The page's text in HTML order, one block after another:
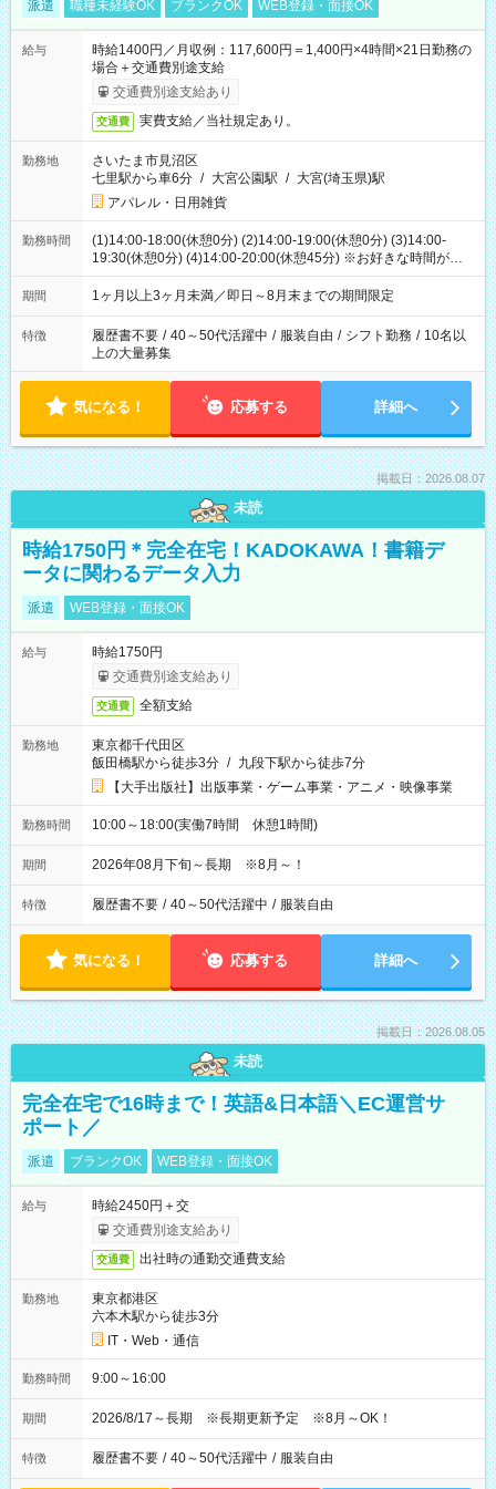
派遣 職種未経験OK ブランクOK WEB登録・面接OK
給与
時給1400円／月収例：117,600円＝1,400円×4時間×21日勤務の
場合＋交通費別途支給
交通費別途支給あり
交通費 実費支給／当社規定あり。
勤務地
さいたま市見沼区
七里駅から車6分 / 大宮公園駅 / 大宮(埼玉県)駅
アパレル・日用雑貨
勤務時間
(1)14:00-18:00(休憩0分) (2)14:00-19:00(休憩0分) (3)14:00-
19:30(休憩0分) (4)14:00-20:00(休憩45分) ※お好きな時間が選べ
ます
期間 1ヶ月以上3ヶ月未満／即日～8月末までの期間限定
特徴 履歴書不要 / 40～50代活躍中 / 服装自由 / シフト勤務 / 10名以
上の大量募集
気になる！ 応募する 詳細へ
掲載日：2026.08.07
未読
時給1750円＊完全在宅！KADOKAWA！書籍デ
ータに関わるデータ入力
派遣 WEB登録・面接OK
給与
時給1750円
交通費別途支給あり
交通費 全額支給
勤務地
東京都千代田区
飯田橋駅から徒歩3分 / 九段下駅から徒歩7分
【大手出版社】出版事業・ゲーム事業・アニメ・映像事業
勤務時間 10:00～18:00(実働7時間 休憩1時間)
期間 2026年08月下旬～長期 ※8月～！
特徴 履歴書不要 / 40～50代活躍中 / 服装自由
気になる！ 応募する 詳細へ
掲載日：2026.08.05
未読
完全在宅で16時まで！英語&日本語＼EC運営サ
ポート／
派遣 ブランクOK WEB登録・面接OK
給与
時給2450円＋交
交通費別途支給あり
交通費 出社時の通勤交通費支給
勤務地
東京都港区
六本木駅から徒歩3分
IT・Web・通信
勤務時間 9:00～16:00
期間 2026/8/17～長期 ※長期更新予定 ※8月～OK！
特徴 履歴書不要 / 40～50代活躍中 / 服装自由